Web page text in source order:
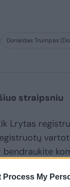
Process My
Donaldas Trumpas
straipsniu
Lrytas